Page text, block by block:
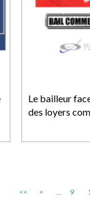
Le bailleur
des loyers
<< < ... 9